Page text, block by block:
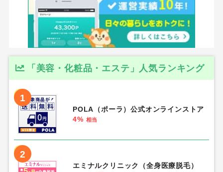
「美容・化粧品・エステ」人気ランキング
1
POLA（ポーラ）公式オンラインストア
4% 相当
2
エミナルクリニック（全身医療脱毛）